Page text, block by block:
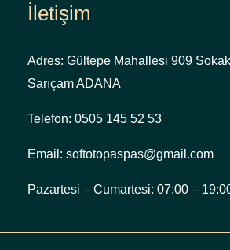
İletişim
Adres: Gültepe Mahallesi 909
Sarıçam ADANA
Telefon: 0505 145 52 53
Email: softotopaspas@gmail.com
Pazartesi – Cumartesi: 07:00 –